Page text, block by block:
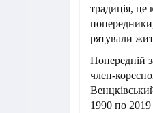
традиція, це
рятували
Попередній
член-
1990 по 2019